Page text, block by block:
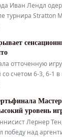
Иван Лендл
турнира Stratton
стала для Лендла
Уимблдона
отточенную
счетом 6-3, 6-1
турнира
надежность с
россий
уровень
Лернер
над